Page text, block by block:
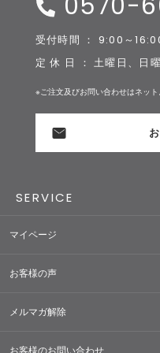
受付時間 ： 9:00～
定 休 日 ： 土曜日、日
※ご注文及びお問い合わせはネッ
SERVICE
マイページ
お客様の声
メルマガ解除